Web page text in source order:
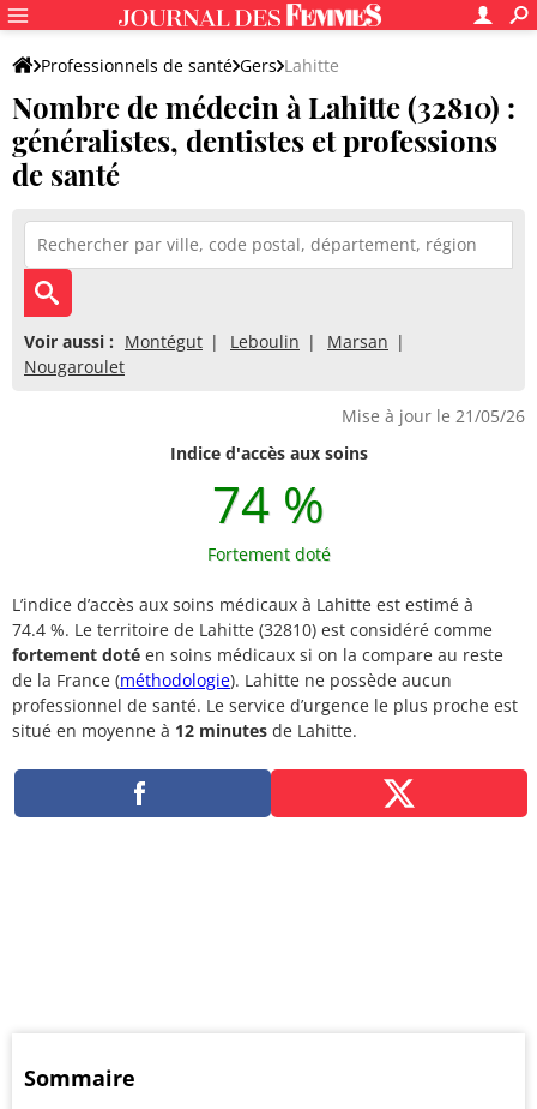
Professionnels de santé Gers Lahitte
Nombre de médecin à Lahitte (32810) :
généralistes, dentistes et professions
de santé
Voir aussi : Montégut Leboulin
Marsan
Nougaroulet
Mise à jour le 21/05/26
Indice d'accès aux soins
74 %
Fortement doté
L’indice d’accès aux soins médicaux à Lahitte est estimé à
74.4 %. Le territoire de Lahitte (32810) est considéré comme
fortement doté en soins médicaux si on la compare au reste
de la France (méthodologie). Lahitte ne possède aucun
professionnel de santé. Le service d’urgence le plus proche est
situé en moyenne à 12 minutes de Lahitte.
Sommaire